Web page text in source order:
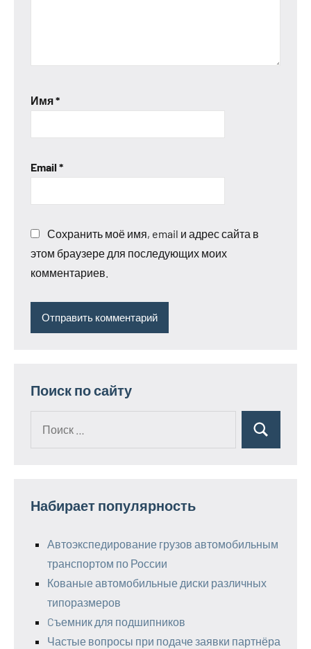
Имя*
Email *
Сохранить моё имя, email и адрес сайта в
этом браузере для последующих моих
комментариев.
Поиск по сайту
Поиск
Набирает популярность
Автоэкспедирование грузов автомобильным
транспортом по России
Кованые автомобильные диски различных
типоразмеров
Cъемник для подшипников
Частые вопросы при подаче заявки партнёра